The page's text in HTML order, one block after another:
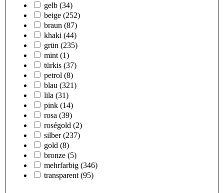
gelb (34)
beige (252)
braun (87)
khaki (44)
grün (235)
mint (1)
türkis (37)
petrol (8)
blau (321)
lila (31)
pink (14)
rosa (39)
roségold (2)
silber (237)
gold (8)
bronze (5)
mehrfarbig (346)
transparent (95)